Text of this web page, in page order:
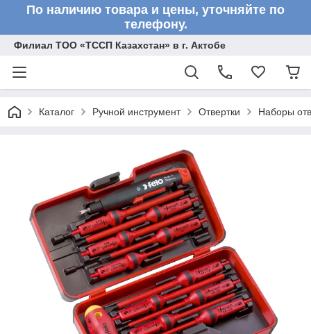
По наличию товара и цены, уточняйте по
телефону.
Филиал ТОО «ТССП Казахстан» в г. Актобе
Каталог Ручной инструмент Отвертки Наборы